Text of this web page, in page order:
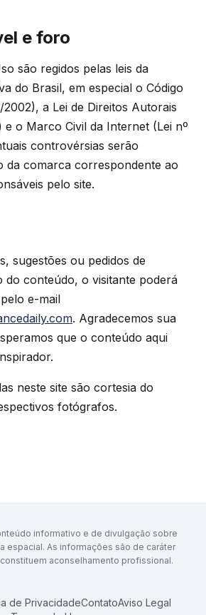
e foro
são regidos pelas leis da
do Brasil, em especial o Código
2002), a Lei de Direitos Autorais
e o Marco Civil da Internet (Lei nº
controvérsias serão
da comarca correspondente ao
pelo site.
sugestões ou pedidos de
do conteúdo, o visitante poderá
e-mail
. Agradecemos sua
que o conteúdo aqui
neste site são cortesia do
fotógrafos.
informativo e de divulgação sobre
espacial. As informações são de caráter
aconselhamento profissional.
de PrivacidadeContatoAviso Legal